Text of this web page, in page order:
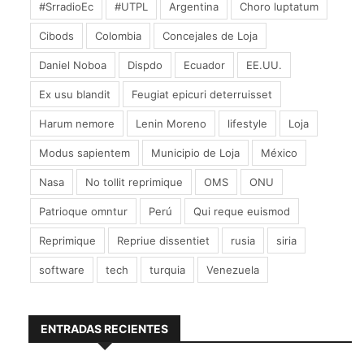
viajes a Medio Oriente fueron financiados por la
familia Cadbury.
«Por supuesto que no hay pistas oficiales de ese
episodio, pero sí explica cómo Mingana obtuvo
algunas hojas del tesoro de Fustat», indica el profesor
Deroche, quien por su trabajo como académico fue
condecorado con la Legión de Honor, la principal
distinción otorgada en Francia.
Y sugiere que material similar que fue vendido a
coleccionistas occidentales estaría aún por salir a la
luz.
Fecha en disputa
Aún así, la datación del manuscrito hallado en
Birmingham sigue siendo una cuestión polémica.
Gracias a las pruebas de radiocarbono se cree que
data de entre 568 y 645.
#SrradioEc #UTPL Argentina Choro luptatum
Cibods Colombia Concejales de Loja
Daniel Noboa Dispdo Ecuador EE.UU.
Ex usu blandit Feugiat epicuri deterruisset
Harum nemore Lenin Moreno lifestyle Loja
Modus sapientem Municipio de Loja México
Nasa No tollit reprimique OMS ONU
Patrioque omntur Perú Qui reque euismod
Reprimique Repriue dissentiet rusia siria
software tech turquia Venezuela
ENTRADAS RECIENTES